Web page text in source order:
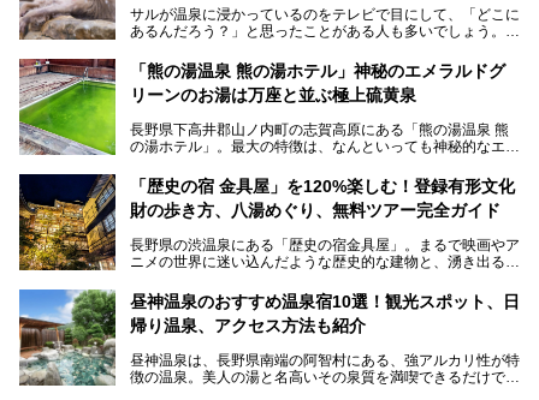
サルが温泉に浸かっているのをテレビで目にして、「どこに
あるんだろう？」と思ったことがある人も多いでしょう。
この微笑ましい光景は、長野県にある「地獄谷野猿公苑」で
見られるもので、野生のサルが雪景色の中で温泉に浸かる姿
を間近で観察できます。
本記事では、地獄谷野猿公苑の魅力や見どころ、サルと温泉
との関係性、地獄谷周辺の観光スポットについて紹介しま
ので、野生のサルを観察する貴重な自然体験と温泉をあわせ
て楽しみたい人は、ぜひ参考にしてください。
「熊の湯温泉 熊の湯ホテル」神秘のエメラルドグ
リーンのお湯は万座と並ぶ極上硫黄泉
長野県下高井郡山ノ内町の志賀高原にある「熊の湯温泉 熊
の湯ホテル」。最大の特徴は、なんといっても神秘的なエメ
リピートするファンも多い温泉です。冬はスキーと一緒に楽
しみたい極上の温泉を紹介します。
「歴史の宿 金具屋」を120%楽しむ！登録有形文化
財の歩き方、八湯めぐり、無料ツアー完全ガイド
長野県の渋温泉にある「歴史の宿金具屋」。まるで映画やア
ニメの世界に迷い込んだような歴史的な建物と、湧き出る温
を隅々まで楽しみたいですよね。この記事では、金具屋での
滞在を最高の思い出にするための「楽しみ方」を徹底的にご
紹介します！
昼神温泉のおすすめ温泉宿10選！観光スポット、日
帰り温泉、アクセス方法も紹介
昼神温泉は、長野県南端の阿智村にある、強アルカリ性が特
徴の温泉。美人の湯と名高いその泉質を満喫できるだけでな